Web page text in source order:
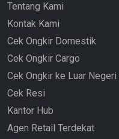
Tentang Kami
Kontak Kami
Cek Ongkir Domestik
Cek Ongkir Cargo
Cek Ongkir ke Luar Negeri
Cek Resi
Kantor Hub
Agen Retail Terdekat